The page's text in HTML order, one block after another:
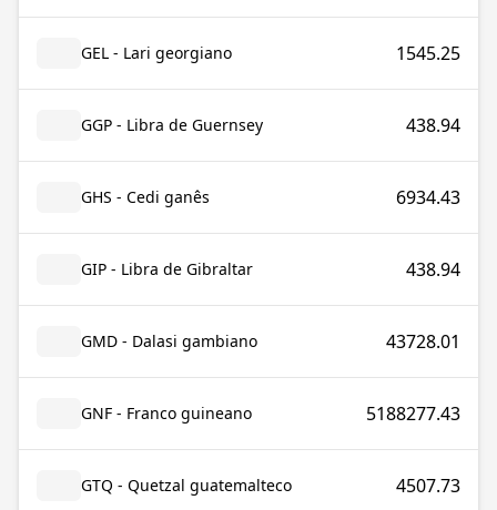
GEL - Lari georgiano 1545.25
GGP - Libra de Guernsey 438.94
GHS - Cedi ganês 6934.43
GIP - Libra de Gibraltar 438.94
GMD - Dalasi gambiano 43728.01
GNF - Franco guineano 5188277.43
GTQ - Quetzal guatemalteco 4507.73